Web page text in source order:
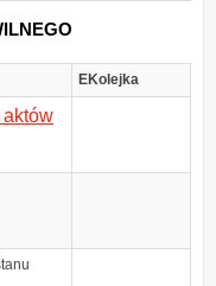
EKolejka